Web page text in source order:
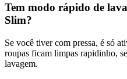
Tem modo rápido de
Slim?
Se você tiver com pressa, é só
roupas ficam limpas rapidinho,
lavagem.